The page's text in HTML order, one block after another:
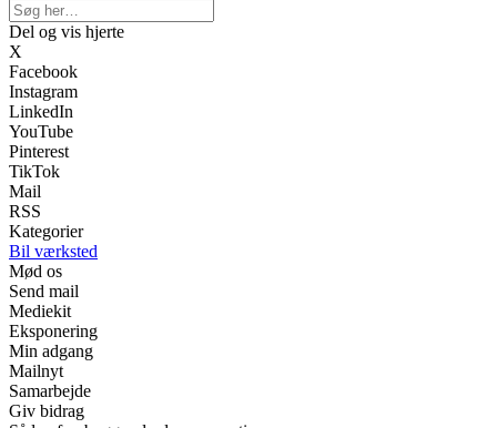
Del og vis hjerte
X
Facebook
Instagram
LinkedIn
YouTube
Pinterest
TikTok
Mail
RSS
Kategorier
Bil værksted
Mød os
Send mail
Mediekit
Eksponering
Min adgang
Mailnyt
Samarbejde
Giv bidrag